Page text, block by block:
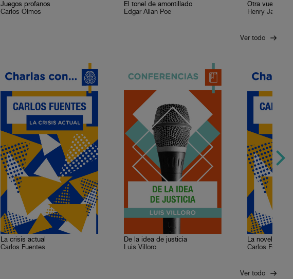
Juegos profanos
Carlos Olmos
El tonel de amontillado
Edgar Allan Poe
Otra vuelta de
Henry James
Ver todo
La crisis actual
Carlos Fuentes
De la idea de justicia
Luis Villoro
La novela
Carlos Fuentes
Ver todo